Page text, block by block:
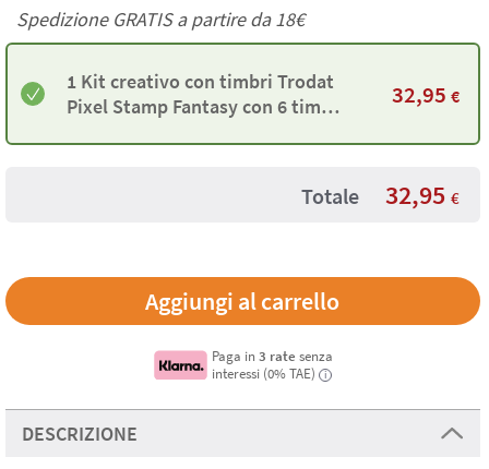
Spedizione GRATIS a partire da18€
1 Kit creativo con timbri Trodat
Pixel Stamp Fantasy con 6 timbri
32,95 €
Totale 32,95 €
Paga in 3 rate senza
interessi (0% TAE)
i
DESCRIZIONE